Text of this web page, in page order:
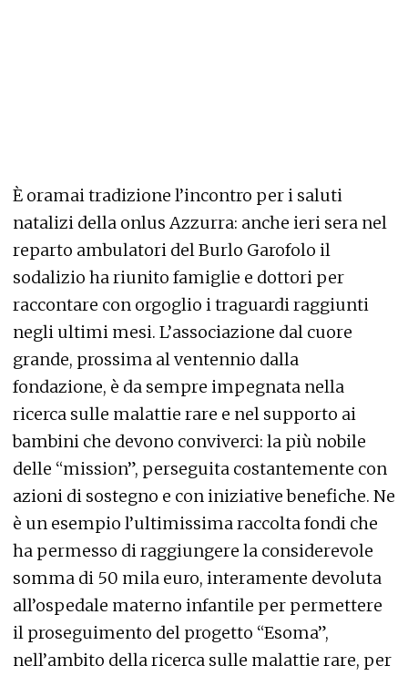
È oramai tradizione l’incontro per i saluti
natalizi della onlus Azzurra: anche ieri sera nel
reparto ambulatori del Burlo Garofolo il
sodalizio ha riunito famiglie e dottori per
raccontare con orgoglio i traguardi raggiunti
negli ultimi mesi. L’associazione dal cuore
grande, prossima al ventennio dalla
fondazione, è da sempre impegnata nella
ricerca sulle malattie rare e nel supporto ai
bambini che devono conviverci: la più nobile
delle “mission”, perseguita costantemente con
azioni di sostegno e con iniziative benefiche. Ne
è un esempio l’ultimissima raccolta fondi che
ha permesso di raggiungere la considerevole
somma di 50 mila euro, interamente devoluta
all’ospedale materno infantile per permettere
il proseguimento del progetto “Esoma”,
nell’ambito della ricerca sulle malattie rare, per